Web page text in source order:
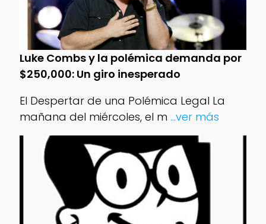
Luke Combs y la polémica demanda por
$250,000: Un giro inesperado
El Despertar de una Polémica Legal La
mañana del miércoles, el m ...ver más